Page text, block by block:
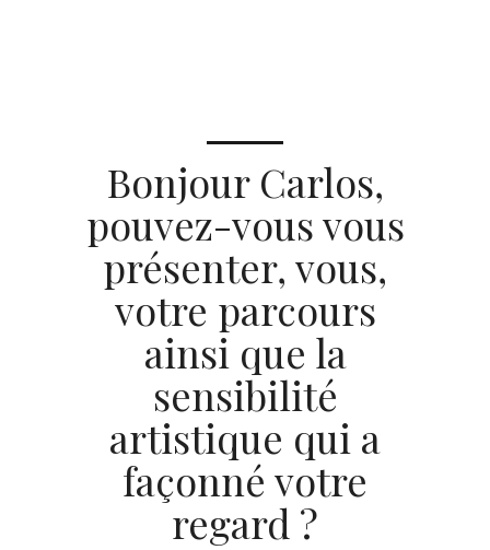
Bonjour Carlos,
pouvez-vous vous
présenter, vous,
votre parcours
ainsi que la
sensibilité
artistique qui a
façonné votre
regard ?